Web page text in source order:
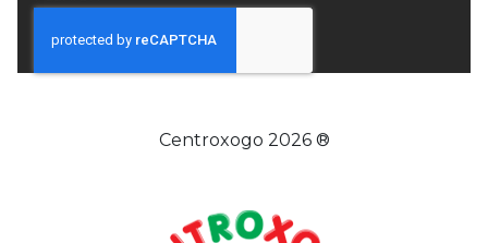
Centroxogo 2026 ®